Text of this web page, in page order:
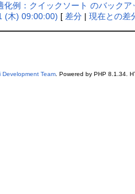
化例：クイックソート のバックア
(木) 09:00:00) [ 差分 |現在との差
Development Team. Powered by PHP 8.1.34.